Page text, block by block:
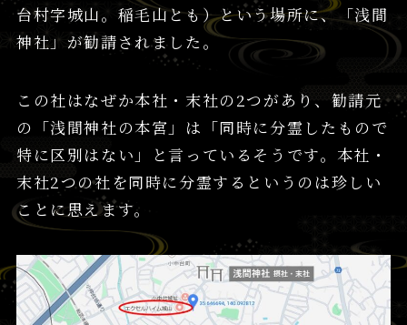
台村字城山。稲毛山とも）という場所に、「浅間
神社」が勧請されました。
この社はなぜか本社・末社の2つがあり、勧請元
の「浅間神社の本宮」は「同時に分霊したもので
特に区別はない」と言っているそうです。本社・
末社2つの社を同時に分霊するというのは珍しい
ことに思えます。